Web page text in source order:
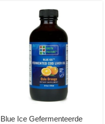
Blue Ice Gefermenteerde